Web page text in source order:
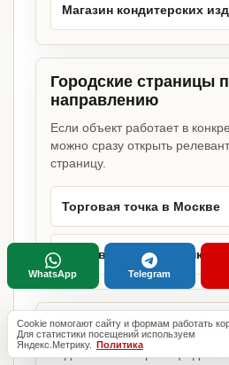
Магазин кондитерских
Городские страницы
направлению
Если объект работает в
можно сразу открыть
страницу.
Торговая точка в Москве
Торговая точка в Санкт-
Базовые разделы по
Родительские страницы дают
Cookie помогают сайту и формам работать
Для статистики посещений используем
Яндекс.Метрику. Политика
WhatsApp Telegram